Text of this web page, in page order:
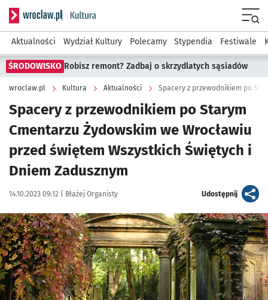
Serwis informacyjny wroclaw.pl podserwis: Kultura
Aktualności Wydział Kultury Polecamy Stypendia Festiwale
ŚRODOWISKO Robisz remont? Zadbaj o skrzydlatych sąsiadów
wroclaw.pl Kultura Aktualności
Spacery z przewodnikiem po Starym
Cmentarzu Żydowskim we Wrocławiu
przed świętem Wszystkich Świętych i
Dniem Zadusznym
Data publikacji:
14.10.2023 09:12 | Autor:
Błażej Organisty Udostępnijartykuł
Kliknij, aby zobaczyć galerię